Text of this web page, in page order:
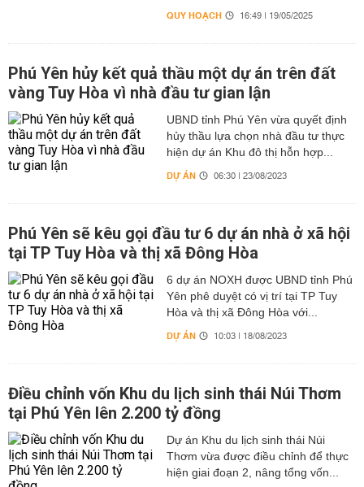
QUY HOẠCH 16:49 | 19/05/2025
Phú Yên hủy kết quả thầu một dự án trên đất
vàng Tuy Hòa vì nhà đầu tư gian lận
UBND tỉnh Phú Yên vừa quyết định
hủy thầu lựa chọn nhà đầu tư thực
hiện dự án Khu đô thị hỗn hợp...
DỰ ÁN 06:30 | 23/08/2023
Phú Yên sẽ kêu gọi đầu tư 6 dự án nhà ở xã hội
tại TP Tuy Hòa và thị xã Đông Hòa
6 dự án NOXH được UBND tỉnh Phú
Yên phê duyệt có vị trí tại TP Tuy
Hòa và thị xã Đông Hòa với...
DỰ ÁN 10:03 | 18/08/2023
Điều chỉnh vốn Khu du lịch sinh thái Núi Thơm
tại Phú Yên lên 2.200 tỷ đồng
Dự án Khu du lịch sinh thái Núi
Thơm vừa được điều chỉnh để thực
hiện giai đoạn 2, nâng tổng vốn...